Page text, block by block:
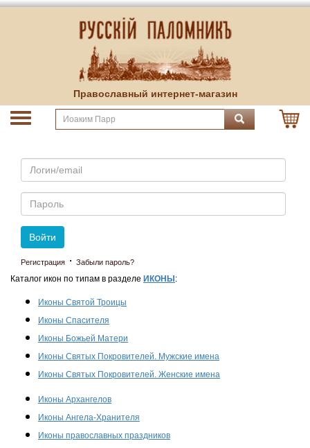
Православный интернет-магазин
Email
Пароль
Войти
Регистрация · Забыли пароль?
Каталог икон по типам в разделе ИКОНЫ :
Иконы Святой Троицы
Иконы Спасителя
Иконы Божьей Матери
Иконы Святых Покровителей. Мужские имена
Иконы Святых Покровителей. Женские имена
Иконы Архангелов
Иконы Ангела-Хранителя
Иконы православных праздников